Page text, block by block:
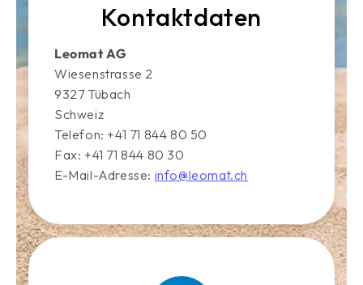
Kontaktdaten
Leomat AG
Wiesenstrasse 2
9327 Tübach
Schweiz
Telefon: +41 71 844 80 50
Fax: +41 71 844 80 30
E-Mail-Adresse: info@leomat.ch